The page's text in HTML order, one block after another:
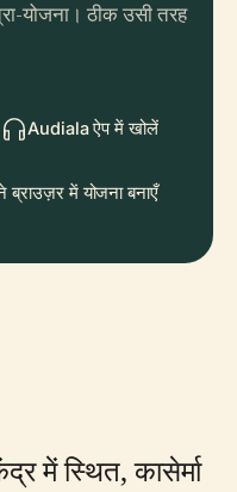
योजना। ठीक उसी तरह
Audiala ऐप में खोलें
ब्राउज़र में योजना बनाएँ
में स्थित, कासेर्मा